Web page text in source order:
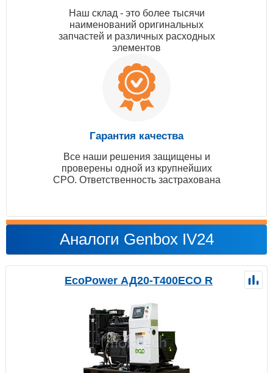
Наш склад - это более тысячи
наименований оригинальных
запчастей и различных расходных
элементов
Гарантия качества
Все наши решения защищены и
проверены одной из крупнейших
СРО. Ответственность застрахована
Аналоги Genbox IV24
EcoPower АД20-T400ECO R